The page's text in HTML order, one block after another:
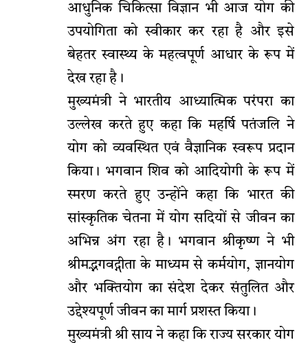
आधुनिक चिकित्सा विज्ञान भी आज योग की
उपयोगिता को स्वीकार कर रहा है और इसे
बेहतर स्वास्थ्य के महत्वपूर्ण आधार के रूप में
देख रहा है।
मुख्यमंत्री ने भारतीय आध्यात्मिक परंपरा का
उल्लेख करते हुए कहा कि महर्षि पतंजलि ने
योग को व्यवस्थित एवं वैज्ञानिक स्वरूप प्रदान
किया। भगवान शिव को आदियोगी के रूप में
स्मरण करते हुए उन्होंने कहा कि भारत की
सांस्कृतिक चेतना में योग सदियों से जीवन का
अभिन्न अंग रहा है। भगवान श्रीकृष्ण ने भी
श्रीमद्भगवद्गीता के माध्यम से कर्मयोग, ज्ञानयोग
और भक्तियोग का संदेश देकर संतुलित और
उद्देश्यपूर्ण जीवन का मार्ग प्रशस्त किया।
मुख्यमंत्री श्री साय ने कहा कि राज्य सरकार योग